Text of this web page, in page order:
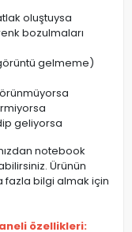
oluştuysa
bozulmaları
gelmeme)
geliyorsa
notebook
Ürünün
fazla bilgi almak için
özellikleri: